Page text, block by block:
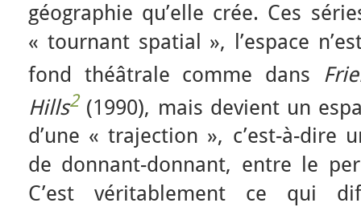
géographie qu’elle crée. Ces
« tournant spatial », l’espace
fond théâtrale comme dans
Hills2 (1990), mais devient un
d’une « trajection », c’est-à-dire
de donnant-donnant, entre le
C’est véritablement ce qui